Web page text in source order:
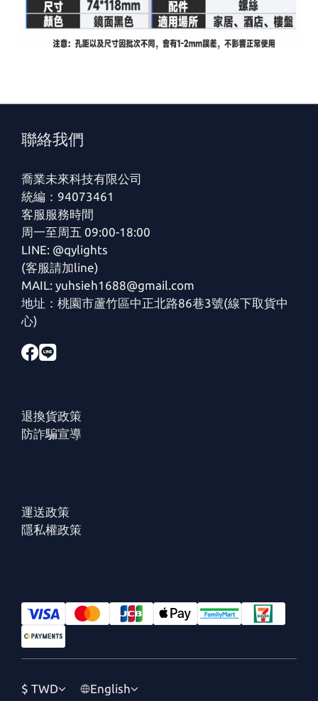
聯絡我們
喬業未來科技有限公司
統編：94073461
客服服務時間
周一至周五 09:00-18:00
LINE: @qylights
(客服請加line)
MAIL: yuhsieh1688@gmail.com
地址：桃園市蘆竹區中正北路86巷3號(線下取貨中
心)
退換貨政策
防詐騙宣導
運送政策
隱私權政策
$ TWD English